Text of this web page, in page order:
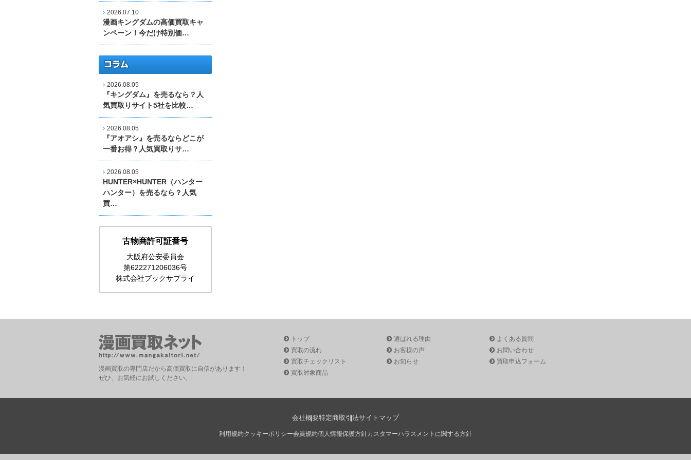
2026.07.10
漫画キングダムの高価買取キャ
ンペーン！今だけ特別価…
2026.08.05
『キングダム』を売るなら？人
気買取りサイト5社を比較…
2026.08.05
『アオアシ』を売るならどこが
一番お得？人気買取りサ…
2026.08.05
HUNTER×HUNTER（ハンター
ハンター）を売るなら？人気
買…
古物商許可証番号
大阪府公安委員会
第622271206036号
株式会社ブックサプライ
漫画買取の専門店だから高価買取に自信があります！
ぜひ、お気軽にお試しください。
トップ
買取の流れ
買取チェックリスト
買取対象商品
選ばれる理由
お客様の声
お知らせ
よくある質問
お問い合わせ
買取申込フォーム
会社概要特定商取引法サイトマップ
利用規約クッキーポリシー会員規約個人情報保護方針カスタマーハラスメントに関する方針